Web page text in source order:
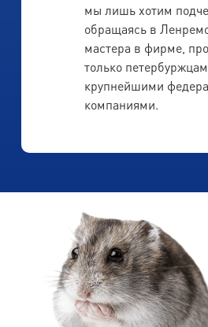
мы лишь хотим
обращаясь в
мастера в фирме,
только
крупнейшими
компаниями.